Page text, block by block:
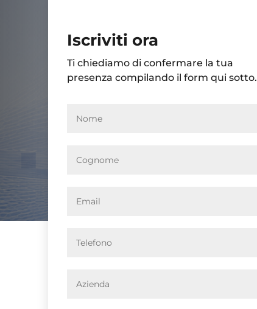
Iscriviti ora
Ti chiediamo di confermare la tua
presenza compilando il form qui sotto.